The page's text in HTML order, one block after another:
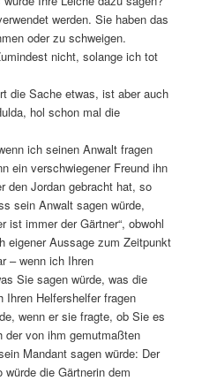
werden. Sie haben das
oder zu schweigen.
nicht, solange ich tot
die Sache etwas, ist aber auch
hol schon mal die
ich seinen Anwalt fragen
ein verschwiegener Freund ihn
den Jordan gebracht hat, so
sein Anwalt sagen würde,
ist immer der Gärtner“, obwohl
eigener Aussage zum Zeitpunkt
– wenn ich Ihren
Sie sagen würde, was die
Ihren Helfershelfer fragen
wenn er sie fragte, ob Sie es
der von ihm gemutmaßten
Mandant sagen würde: Der
die Gärtnerin dem